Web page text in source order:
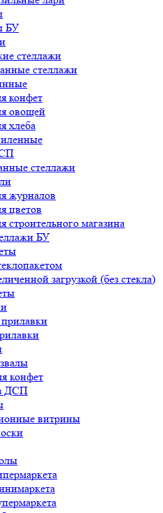
БУ
стеллажи
стеллажи
конфет
овощей
хлеба
стеллажи
журналов
цветов
строительного магазина
БУ
загрузкой (без стекла)
конфет
ДСП
витрины